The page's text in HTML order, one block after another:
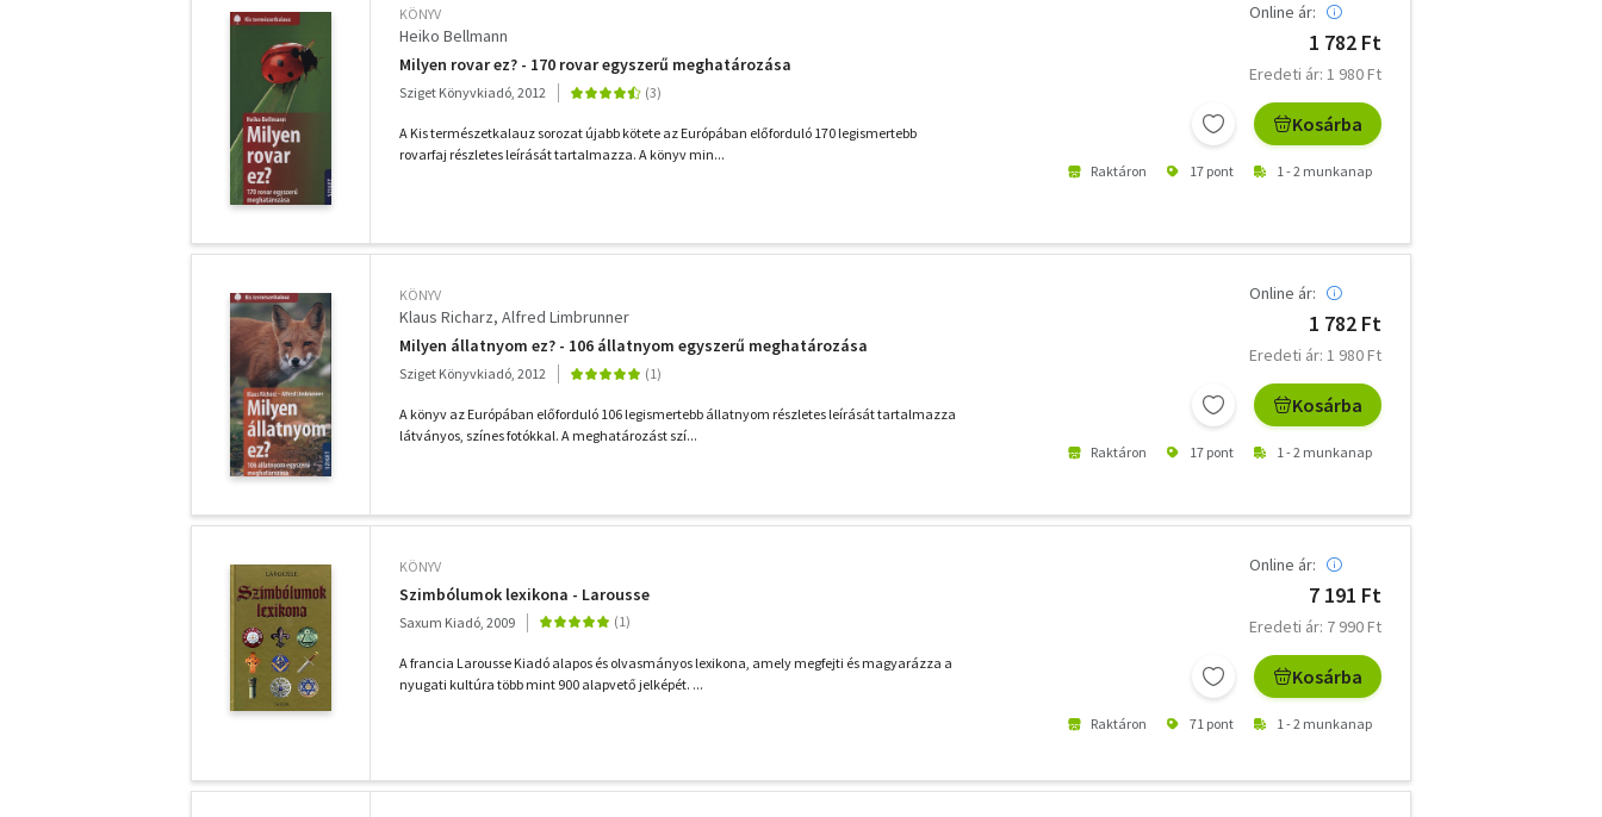
KÖNYV
Heiko Bellmann
Milyen rovar ez? - 170 rovar egyszerű meghatározása
Sziget Könyvkiadó, 2012
A Kis természetkalauz sorozat újabb kötete az Európában előforduló 170 legismertebb
rovarfaj részletes leírását tartalmazza. A könyv min...
Online ár:
1 782 Ft
Eredeti ár: 1 980 Ft
Kosárba
Raktáron 17 pont 1 - 2 munkanap
KÖNYV
Klaus Richarz Alfred Limbrunner
Milyen állatnyom ez? - 106 állatnyom egyszerű meghatározása
Sziget Könyvkiadó, 2012
A könyv az Európában előforduló 106 legismertebb állatnyom részletes leírását tartalmazza
látványos, színes fotókkal. A meghatározást szí...
Online ár:
1 782 Ft
Eredeti ár: 1 980 Ft
Kosárba
Raktáron 17 pont 1 - 2 munkanap
KÖNYV
Szimbólumok lexikona - Larousse
Saxum Kiadó, 2009
A francia Larousse Kiadó alapos és olvasmányos lexikona, amely megfejti és magyarázza a
nyugati kultúra több mint 900 alapvető jelképét. ...
Online ár:
7 191 Ft
Eredeti ár: 7 990 Ft
Kosárba
Raktáron 71 pont 1 - 2 munkanap